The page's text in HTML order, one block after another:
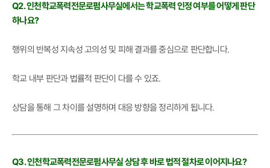
Q2. 인천학교폭력전문로펌사무실에서는 학교폭력 인정 여부를 어떻게 판단
하나요?
행위의 반복성 지속성 고의성 및 피해 결과를 중심으로 판단합니다.
학교 내부 판단과 법률적 판단이 다를 수 있죠.
상담을 통해 그 차이를 설명하며 대응 방향을 정리하게 됩니다.
Q3. 인천학교폭력전문로펌사무실 상담 후 바로 법적 절차로 이어지나요?